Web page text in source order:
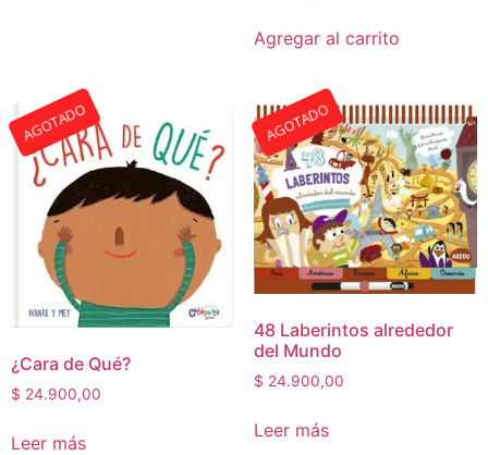
Agregar al carrito
AGOTADO
¿Cara de Qué?
$ 24.900,00
Leer más
AGOTADO
48 Laberintos alrededor
del Mundo
$ 24.900,00
Leer más